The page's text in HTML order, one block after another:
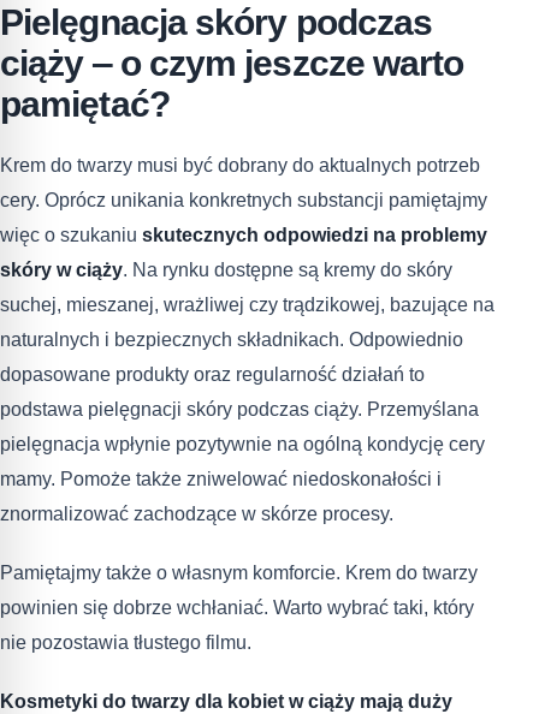
Pielęgnacja skóry podczas
ciąży ‒ o czym jeszcze warto
pamiętać?
Krem do twarzy musi być dobrany do aktualnych potrzeb
cery. Oprócz unikania konkretnych substancji pamiętajmy
więc o szukaniu skutecznych odpowiedzi na problemy
skóry w ciąży. Na rynku dostępne są kremy do skóry
suchej, mieszanej, wrażliwej czy trądzikowej, bazujące na
naturalnych i bezpiecznych składnikach. Odpowiednio
dopasowane produkty oraz regularność działań to
podstawa pielęgnacji skóry podczas ciąży. Przemyślana
pielęgnacja wpłynie pozytywnie na ogólną kondycję cery
mamy. Pomoże także zniwelować niedoskonałości i
znormalizować zachodzące w skórze procesy.
Pamiętajmy także o własnym komforcie. Krem do twarzy
powinien się dobrze wchłaniać. Warto wybrać taki, który
nie pozostawia tłustego filmu.
Kosmetyki do twarzy dla kobiet w ciąży mają duży